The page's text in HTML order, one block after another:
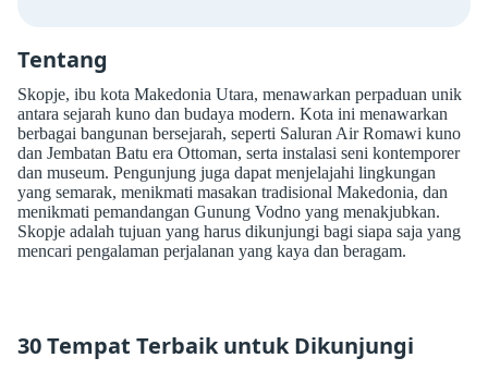
Tentang
Skopje, ibu kota Makedonia Utara, menawarkan perpaduan unik
antara sejarah kuno dan budaya modern. Kota ini menawarkan
berbagai bangunan bersejarah, seperti Saluran Air Romawi kuno
dan Jembatan Batu era Ottoman, serta instalasi seni kontemporer
dan museum. Pengunjung juga dapat menjelajahi lingkungan
yang semarak, menikmati masakan tradisional Makedonia, dan
menikmati pemandangan Gunung Vodno yang menakjubkan.
Skopje adalah tujuan yang harus dikunjungi bagi siapa saja yang
mencari pengalaman perjalanan yang kaya dan beragam.
30 Tempat Terbaik untuk Dikunjungi